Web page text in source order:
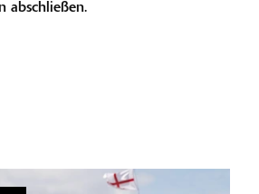
abschließen.